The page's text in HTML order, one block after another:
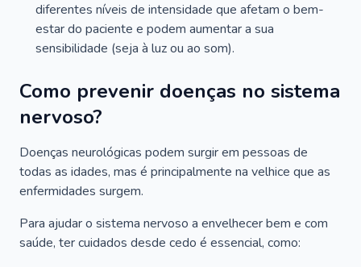
diferentes níveis de intensidade que afetam o bem-
estar do paciente e podem aumentar a sua
sensibilidade (seja à luz ou ao som).
Como prevenir doenças no sistema
nervoso?
Doenças neurológicas podem surgir em pessoas de
todas as idades, mas é principalmente na velhice que as
enfermidades surgem.
Para ajudar o sistema nervoso a envelhecer bem e com
saúde, ter cuidados desde cedo é essencial, como: